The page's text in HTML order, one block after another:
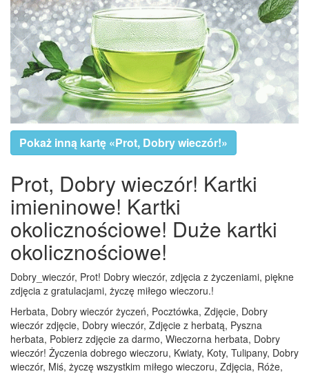
Pokaż inną kartę «Prot, Dobry wieczór!»
Prot, Dobry wieczór! Kartki
imieninowe! Kartki
okolicznościowe! Duże kartki
okolicznościowe!
Dobry_wieczór, Prot! Dobry wieczór, zdjęcia z życzeniami, piękne
zdjęcia z gratulacjami, życzę miłego wieczoru.!
Herbata, Dobry wieczór życzeń, Pocztówka, Zdjęcie, Dobry
wieczór zdjęcie, Dobry wieczór, Zdjęcie z herbatą, Pyszna
herbata, Pobierz zdjęcie za darmo, Wieczorna herbata, Dobry
wieczór! Życzenia dobrego wieczoru, Kwiaty, Koty, Tulipany, Dobry
wieczór, Miś, życzę wszystkim miłego wieczoru, Zdjęcia, Róże,